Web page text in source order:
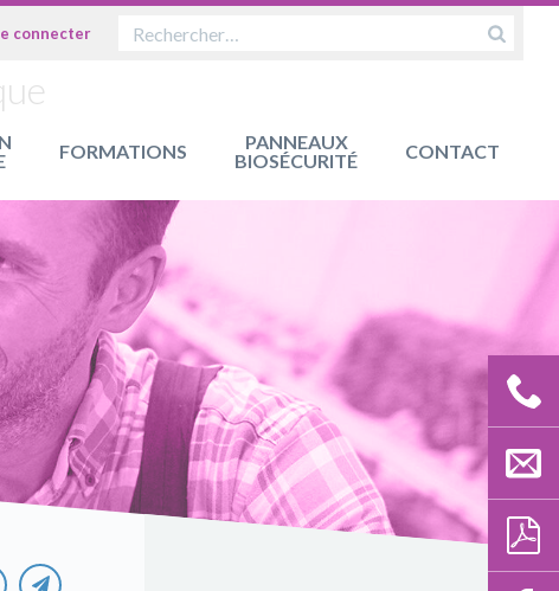
FORMATIONS
PANNEAUX
BIOSÉCURITÉ
CONTACT
OK